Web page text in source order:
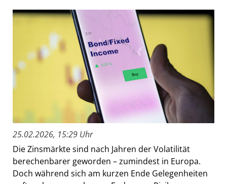
25.02.2026, 15:29 Uhr
Die Zinsmärkte sind nach Jahren der Volatilität
berechenbarer geworden – zumindest in Europa.
Doch während sich am kurzen Ende Gelegenheiten